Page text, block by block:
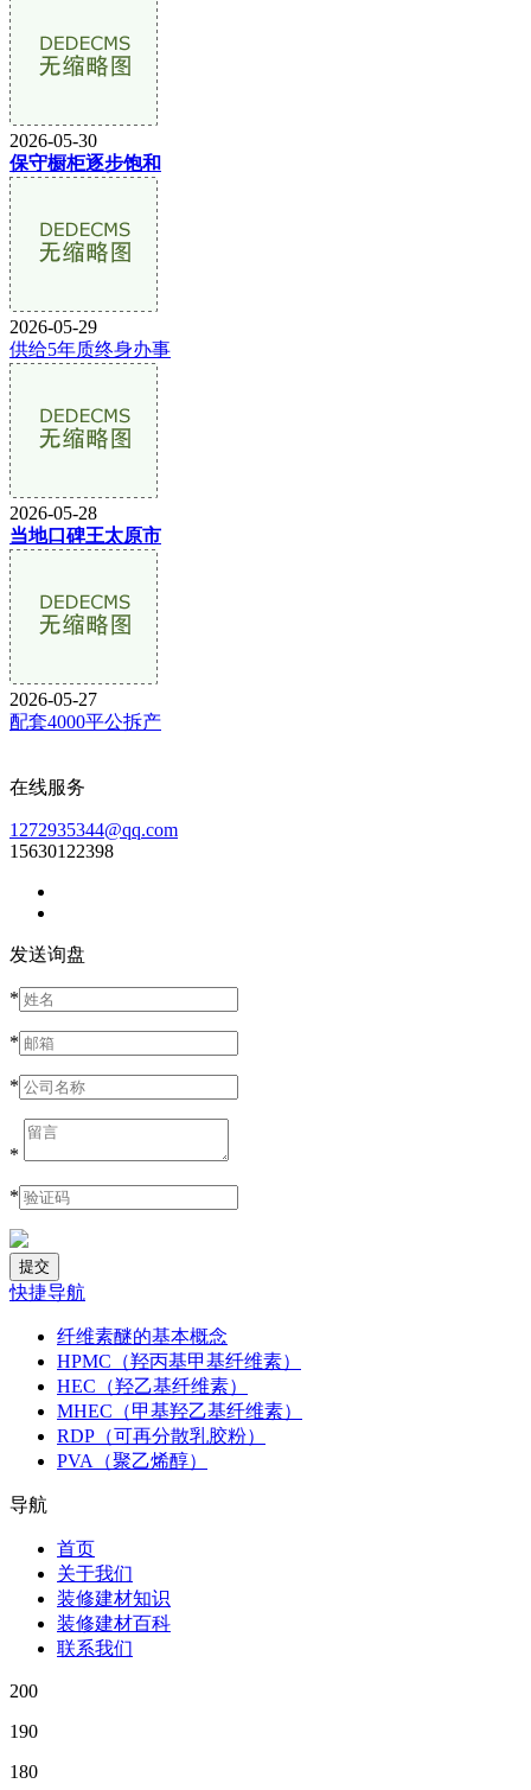
2026-05-30
保守橱柜逐步饱和
2026-05-29
供给5年质终身办事
2026-05-28
当地口碑王太原市
2026-05-27
配套4000平公拆产
在线服务
1272935344@qq.com
15630122398
发送询盘
*
*
*
*
*
快捷导航
纤维素醚的基本概念
HPMC（羟丙基甲基纤维素）
HEC（羟乙基纤维素）
MHEC（甲基羟乙基纤维素）
RDP（可再分散乳胶粉）
PVA（聚乙烯醇）
导航
首页
关于我们
装修建材知识
装修建材百科
联系我们
200
190
180